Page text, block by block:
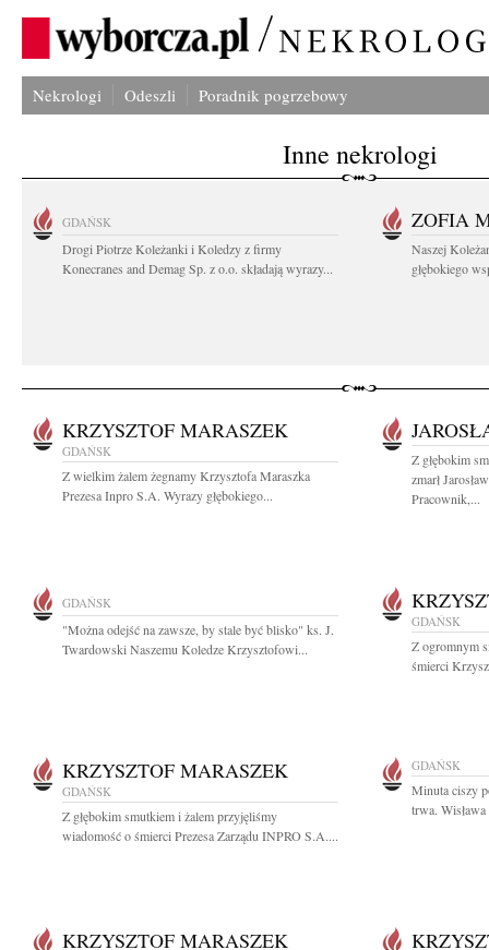
Nekrologi Odeszli Poradnik pogrzebowy
Inne nekrologi
GDAŃSK
Drogi Piotrze Koleżanki i Koledzy z firmy
Konecranes and Demag Sp. z o.o. składają wyrazy...
ZOFIA
Naszej
głębokiego
KRZYSZTOF MARASZEK
GDAŃSK
Z wielkim żalem żegnamy Krzysztofa Maraszka
Prezesa Inpro S.A. Wyrazy głębokiego...
Z głębokim
zmarł
Pracownik,...
GDAŃSK
"Można odejść na zawsze, by stale być blisko" ks. J.
Twardowski Naszemu Koledze Krzysztofowi...
GDAŃSK
Z ogromnym
śmierci
KRZYSZTOF MARASZEK
GDAŃSK
Z głębokim smutkiem i żalem przyjęliśmy
wiadomość o śmierci Prezesa Zarządu INPRO S.A....
GDAŃSK
Minuta ciszy
trwa.
KRZYSZTOF MARASZEK